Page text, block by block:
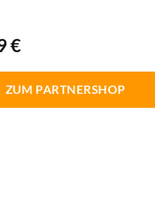
€
ZUM PARTNERSHOP